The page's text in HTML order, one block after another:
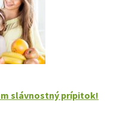
slávnostný prípitok!